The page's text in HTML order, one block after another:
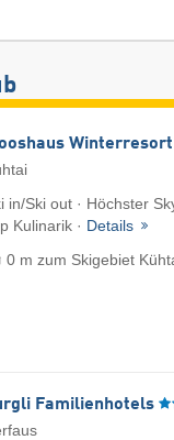
Winterresort
in/Ski out · Höchster
Kulinarik · Details
0 m zum Skigebiet
Familienhotels